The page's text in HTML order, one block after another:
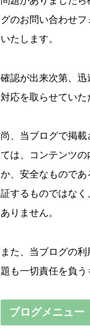
グのお問い合わせ
いたします。
確認が出来次第、
対応を取らせていた
尚、当ブログで掲
ては、コンテンツの
か、安全なもので
証するものではな
ありません。
また、当ブログの
題も一切責任を負う
ブログメニュー